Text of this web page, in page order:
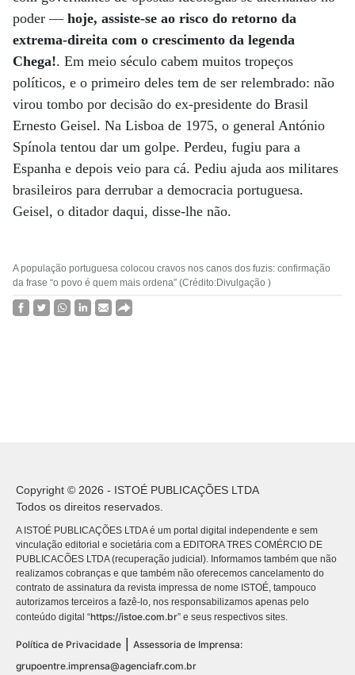
poder — hoje, assiste-se ao risco do retorno da
extrema-direita com o crescimento da legenda
Chega!. Em meio século cabem muitos tropeços
políticos, e o primeiro deles tem de ser relembrado: não
virou tombo por decisão do ex-presidente do Brasil
Ernesto Geisel. Na Lisboa de 1975, o general António
Spínola tentou dar um golpe. Perdeu, fugiu para a
Espanha e depois veio para cá. Pediu ajuda aos militares
brasileiros para derrubar a democracia portuguesa.
Geisel, o ditador daqui, disse-lhe não.
A população portuguesa colocou cravos nos canos dos fuzis: confirmação
da frase “o povo é quem mais ordena” (Crédito:Divulgação )
Copyright © 2026 - ISTOÉ PUBLICAÇÕES LTDA
Todos os direitos reservados.
A ISTOÉ PUBLICAÇÕES LTDA é um portal digital independente e sem
vinculação editorial e societária com a EDITORA TRES COMÉRCIO DE
PUBLICACÕES LTDA (recuperação judicial). Informamos também que não
realizamos cobranças e que também não oferecemos cancelamento do
contrato de assinatura da revista impressa de nome ISTOÉ, tampouco
autorizamos terceiros a fazê-lo, nos responsabilizamos apenas pelo
conteúdo digital “https://istoe.com.br” e seus respectivos sites.
Política de Privacidade
Assessoria de Imprensa:
grupoentre.imprensa@agenciafr.com.br